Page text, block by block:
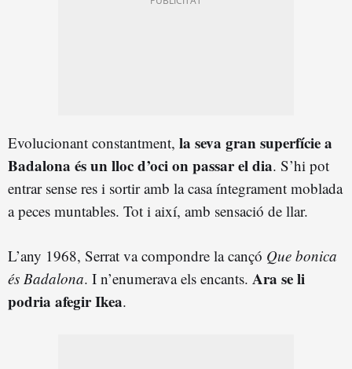
Evolucionant constantment, la seva gran superfície a
Badalona és un lloc d’oci on passar el dia. S’hi pot
entrar sense res i sortir amb la casa íntegrament moblada
a peces muntables. Tot i així, amb sensació de llar.
L’any 1968, Serrat va compondre la cançó Que bonica
és Badalona. I n’enumerava els encants. Ara se li
podria afegir Ikea.